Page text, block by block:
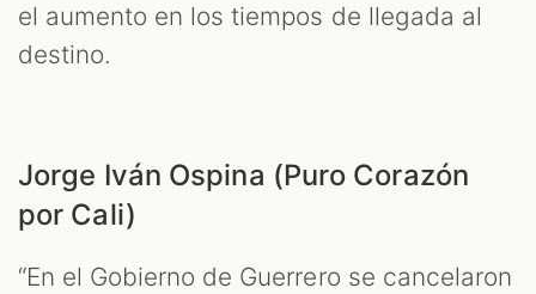
el aumento en los tiempos de llegada al
destino.
Jorge Iván Ospina (Puro Corazón
por Cali)
“En el Gobierno de Guerrero se cancelaron